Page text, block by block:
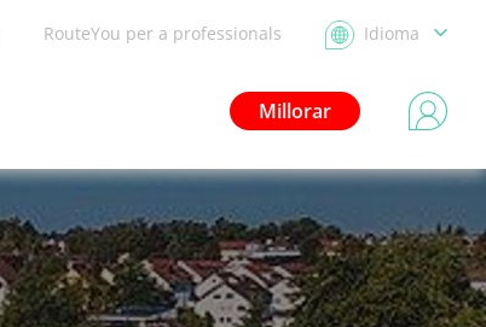
RouteYou per a professionals Idioma
Millorar